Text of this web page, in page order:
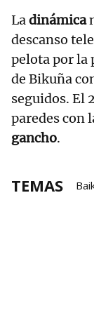
La dinámica
descanso
pelota por la
de Bikuña
seguidos. El
paredes con
gancho.
TEMAS